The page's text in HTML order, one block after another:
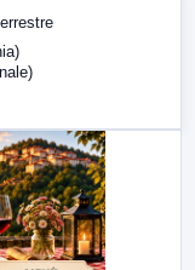
LabNews (replica)